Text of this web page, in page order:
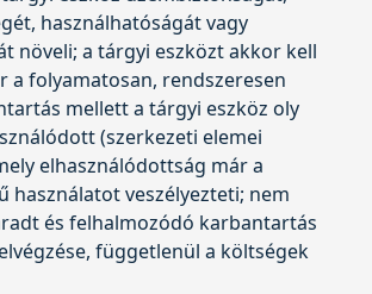
használhatóságát vagy
növeli; a tárgyi eszközt akkor kell
a folyamatosan, rendszeresen
mellett a tárgyi eszköz oly
(szerkezeti elemei
elhasználódottság már a
használatot veszélyezteti; nem
és felhalmozódó karbantartás
függetlenül a költségek